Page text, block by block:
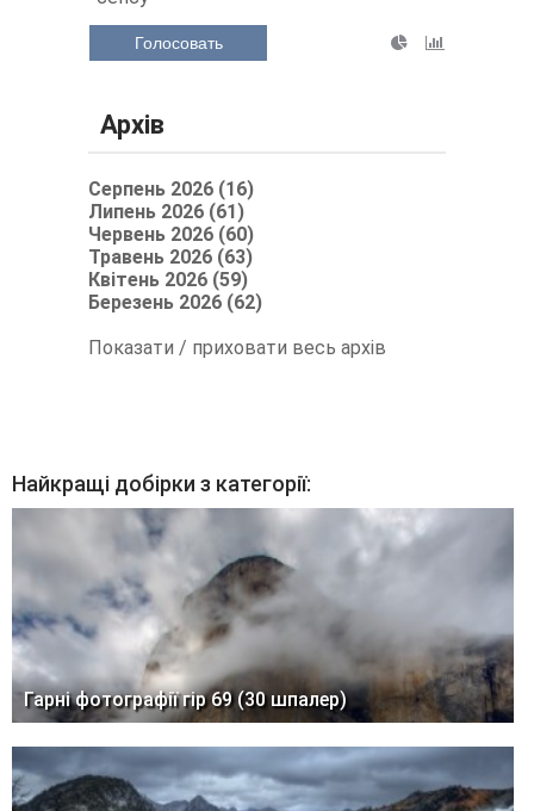
Голосовать
Архів
Серпень 2026 (16)
Липень 2026 (61)
Червень 2026 (60)
Травень 2026 (63)
Квітень 2026 (59)
Березень 2026 (62)
Показати / приховати весь архів
Найкращі добірки з категорії:
Гарні фотографії гір 69 (30 шпалер)